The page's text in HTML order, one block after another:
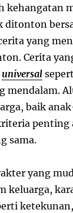
kehangatan
ditonton
yang
Cerita
universal
baik
sama.
yang
keluarga,